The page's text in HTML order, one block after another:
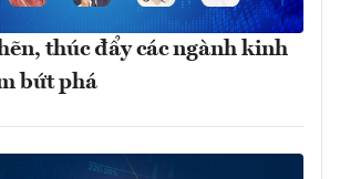
thúc đẩy các ngành kinh
bứt phá